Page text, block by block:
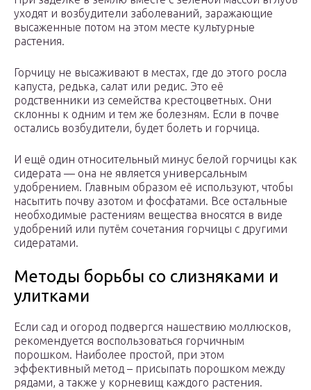
уходят и возбудители заболеваний, заражающие
высаженные потом на этом месте культурные
растения.
Горчицу не высаживают в местах, где до этого росла
капуста, редька, салат или редис. Это её
родственники из семейства крестоцветных. Они
склонны к одним и тем же болезням. Если в почве
остались возбудители, будет болеть и горчица.
И ещё один относительный минус белой горчицы как
сидерата — она не является универсальным
удобрением. Главным образом её используют, чтобы
насытить почву азотом и фосфатами. Все остальные
необходимые растениям вещества вносятся в виде
удобрений или путём сочетания горчицы с другими
сидератами.
Методы борьбы со слизняками и
улитками
Если сад и огород подвергся нашествию моллюсков,
рекомендуется воспользоваться горчичным
порошком. Наиболее простой, при этом
эффективный метод – присыпать порошком между
рядами, а также у корневищ каждого растения.